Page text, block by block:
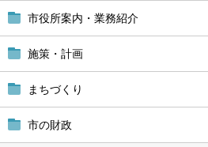
市役所案内・業務紹介
施策・計画
まちづくり
市の財政